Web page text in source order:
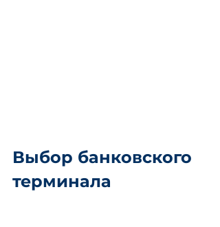
Выбор банковского
терминала